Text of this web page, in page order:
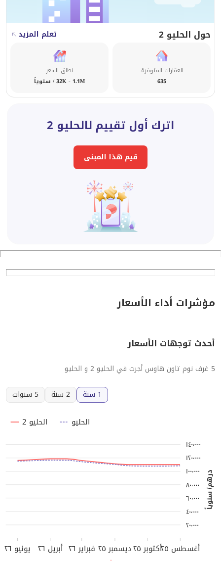
حول الحليو 2 تعلم المزيد
العقارات المتوفرة.
635
نطاق السعر
32K - 1.1M / سنوياً
اترك أول تقييم لالحليو 2
قيم هذا المبنى
مؤشرات أداء الأسعار
أحدث توجهات الأسعار
5 غرف نوم تاون هاوس أجرت في الحليو 2 و الحليو
1 سنة
2 سنة 5 سنوات
أغسطس ٢٥ أكتوبر ٢٥ ديسمبر ٢٥ فبراير ٢٦ أبريل ٢٦ يونيو ٢٦
درهم/ سنوياً
٢٠٬٠٠٠
٤٠٬٠٠٠
٦٠٬٠٠٠
٨٠٬٠٠٠
١٠٠٬٠٠٠
١٢٠٬٠٠٠
١٤٠٬٠٠٠
الحليو 2 الحليو